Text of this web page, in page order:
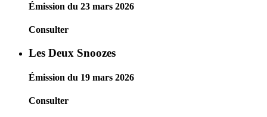
Émission du 23 mars 2026
Consulter
Les Deux Snoozes
Émission du 19 mars 2026
Consulter